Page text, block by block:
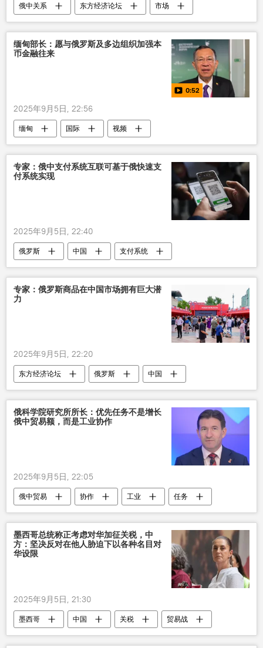
俄中关系 东方经济论坛
市场
企业
投资 经济政策
缅甸部长：愿与俄罗斯及多边组织加强本
币金融往来
0:52
2025年9月5日, 22:56
缅甸 国际 视频
专家：俄中支付系统互联可基于俄快速支
付系统实现
2025年9月5日, 22:40
俄罗斯 中国
支付系统
二维码
旅游
商务
东方经济论坛
俄中关系
专家：俄罗斯商品在中国市场拥有巨大潜
力
2025年9月5日, 22:20
东方经济论坛 俄罗斯
中国
市场
商品
中俄贸易合作
俄中关系
俄科学院研究所所长：优先任务不是增长
俄中贸易额，而是工业协作
2025年9月5日, 22:05
俄中贸易 协作 工业
任务
俄中关系
东方经济论坛
墨西哥总统称正考虑对华加征关税，中
方：坚决反对在他人胁迫下以各种名目对
华设限
2025年9月5日, 21:30
墨西哥 中国 关税
贸易战
美国